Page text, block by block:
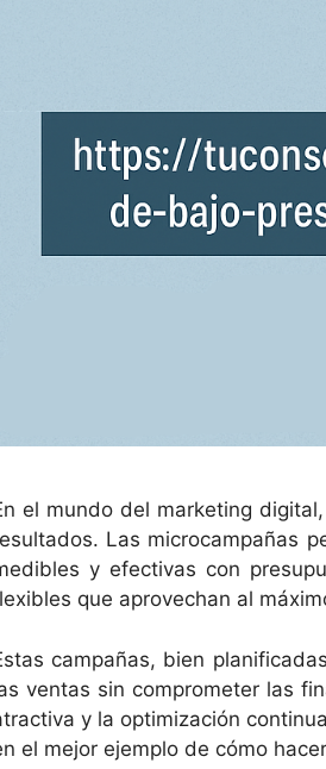
el mundo del marketing
Las microcampañas
y efectivas con
que aprovechan al
campañas, bien
ventas sin comprometer las
y la optimización
el mejor ejemplo de cómo